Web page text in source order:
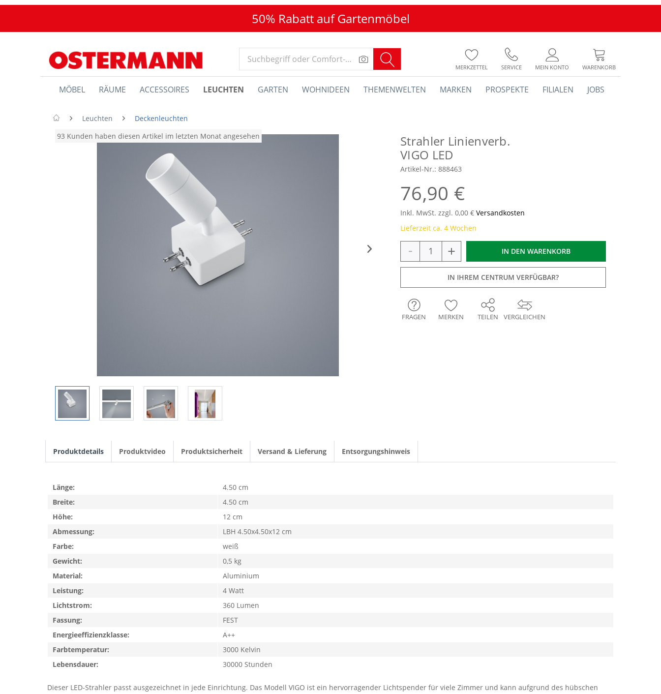
50% Rabatt auf Gartenmöbel
MERKZETTEL SERVICE MEIN KONTO WARENKORB
MÖBEL RÄUME ACCESSOIRES LEUCHTEN GARTEN WOHNIDEEN THEMENWELTEN MARKEN PROSPEKTE FILIALEN JOBS
Leuchten
Deckenleuchten
93 Kunden haben diesen Artikel im letzten Monat angesehen
Strahler Linienverb.
VIGO LED
Artikel-Nr.: 888463
76,90 €
Inkl. MwSt. zzgl. 0,00 € Versandkosten
Lieferzeit ca. 4 Wochen
- + IN DEN WARENKORB
IN IHREM CENTRUM VERFÜGBAR?
VERGLEICHEN
FRAGEN MERKEN TEILEN
Produktdetails Produktvideo Produktsicherheit Versand & Lieferung Entsorgungshinweis
Dieser LED-Strahler passt ausgezeichnet in jede Einrichtung. Das Modell VIGO ist ein hervorragender Lichtspender für viele Zimmer und kann aufgrund des hübschen
Länge:
4.50 cm
Breite:
4.50 cm
Höhe:
12 cm
Abmessung:
LBH 4.50x4.50x12 cm
Farbe:
weiß
Gewicht:
0,5 kg
Material:
Aluminium
Leistung:
4 Watt
Lichtstrom:
360 Lumen
Fassung:
FEST
Energieeffizienzklasse:
A++
Farbtemperatur:
3000 Kelvin
Lebensdauer:
30000 Stunden